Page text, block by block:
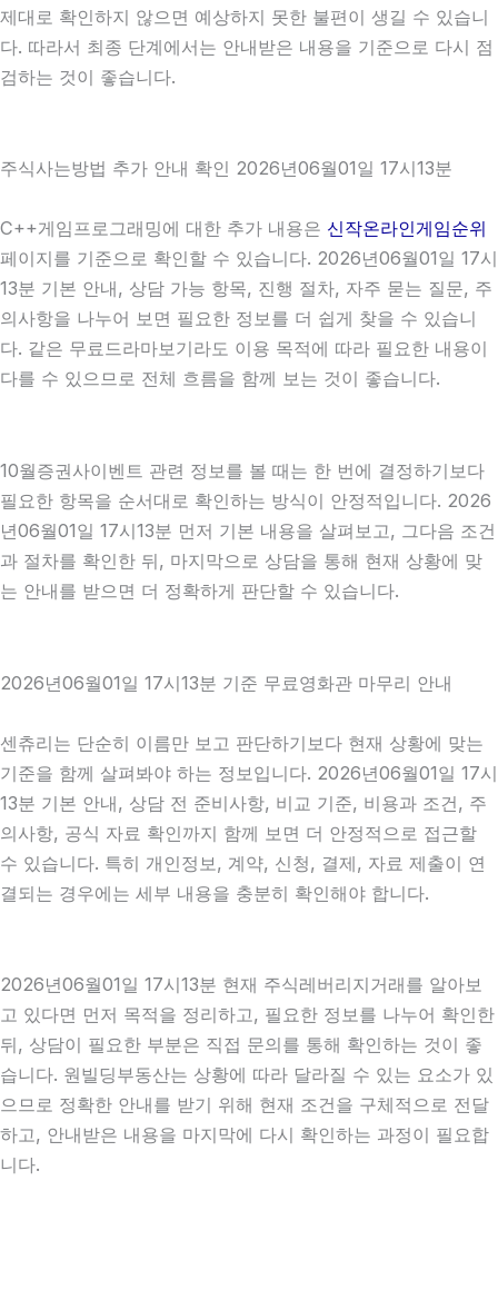
제대로 확인하지 않으면 예상하지 못한 불편이 생길 수 있습니
다. 따라서 최종 단계에서는 안내받은 내용을 기준으로 다시 점
검하는 것이 좋습니다.
주식사는방법 추가 안내 확인 2026년06월01일 17시13분
C++게임프로그래밍에 대한 추가 내용은 신작온라인게임순위
페이지를 기준으로 확인할 수 있습니다. 2026년06월01일 17시
13분 기본 안내, 상담 가능 항목, 진행 절차, 자주 묻는 질문, 주
의사항을 나누어 보면 필요한 정보를 더 쉽게 찾을 수 있습니
다. 같은 무료드라마보기라도 이용 목적에 따라 필요한 내용이
다를 수 있으므로 전체 흐름을 함께 보는 것이 좋습니다.
10월증권사이벤트 관련 정보를 볼 때는 한 번에 결정하기보다
필요한 항목을 순서대로 확인하는 방식이 안정적입니다. 2026
년06월01일 17시13분 먼저 기본 내용을 살펴보고, 그다음 조건
과 절차를 확인한 뒤, 마지막으로 상담을 통해 현재 상황에 맞
는 안내를 받으면 더 정확하게 판단할 수 있습니다.
2026년06월01일 17시13분 기준 무료영화관 마무리 안내
센츄리는 단순히 이름만 보고 판단하기보다 현재 상황에 맞는
기준을 함께 살펴봐야 하는 정보입니다. 2026년06월01일 17시
13분 기본 안내, 상담 전 준비사항, 비교 기준, 비용과 조건, 주
의사항, 공식 자료 확인까지 함께 보면 더 안정적으로 접근할
수 있습니다. 특히 개인정보, 계약, 신청, 결제, 자료 제출이 연
결되는 경우에는 세부 내용을 충분히 확인해야 합니다.
2026년06월01일 17시13분 현재 주식레버리지거래를 알아보
고 있다면 먼저 목적을 정리하고, 필요한 정보를 나누어 확인한
뒤, 상담이 필요한 부분은 직접 문의를 통해 확인하는 것이 좋
습니다. 원빌딩부동산는 상황에 따라 달라질 수 있는 요소가 있
으므로 정확한 안내를 받기 위해 현재 조건을 구체적으로 전달
하고, 안내받은 내용을 마지막에 다시 확인하는 과정이 필요합
니다.